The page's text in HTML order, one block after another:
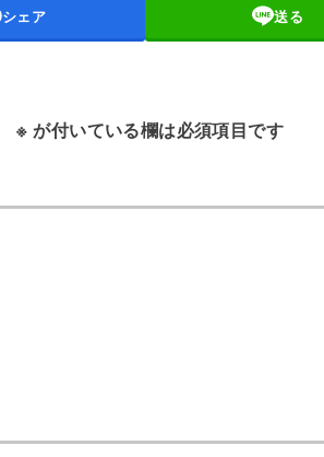
シェア 送る
※が付いている欄は必須項目です